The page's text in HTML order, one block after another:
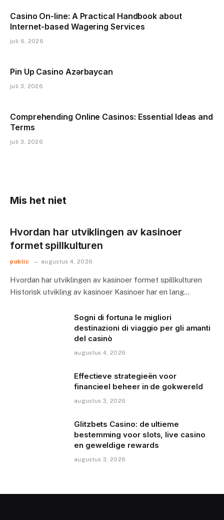
Casino On-line: A Practical Handbook about
Internet-based Wagering Services
juli 6, 2026
Pin Up Casino Azərbaycan
juli 3, 2026
Comprehending Online Casinos: Essential Ideas and
Terms
juli 3, 2026
Mis het niet
Hvordan har utviklingen av kasinoer
formet spillkulturen
public augustus 4, 2026
Hvordan har utviklingen av kasinoer formet spillkulturen
Historisk utvikling av kasinoer Kasinoer har en lang…
Sogni di fortuna le migliori
destinazioni di viaggio per gli amanti
del casinò
augustus 4, 2026
Effectieve strategieën voor
financieel beheer in de gokwereld
augustus 3, 2026
Glitzbets Casino: de ultieme
bestemming voor slots, live casino
en geweldige rewards
augustus 3, 2026